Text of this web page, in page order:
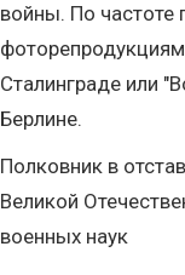
войны. По частоте
Сталинграде или
Берлине.
Полковник в
Великой
военных наук